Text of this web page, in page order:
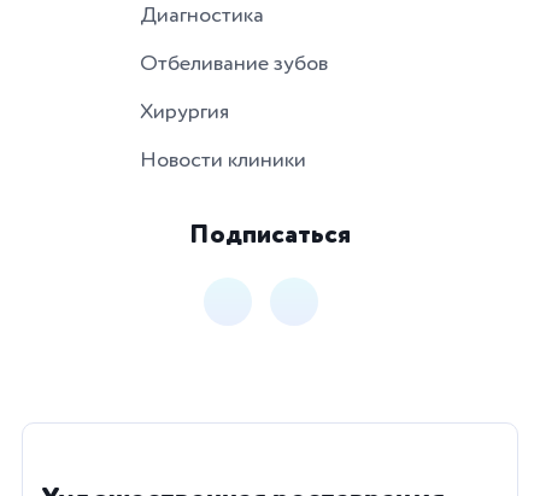
Диагностика
Отбеливание зубов
Хирургия
Новости клиники
Подписаться